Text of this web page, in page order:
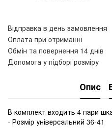
Відправка в день замовлення
Оплата при отриманні
Обмін та повернення 14 днів
Допомога у підборі розміру
Опис
В комплект входить 4 пари
- Розмір універсальний 36-41